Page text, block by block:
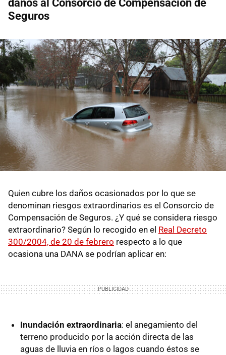
daños al Consorcio de Compensación de
Seguros
Quien cubre los daños ocasionados por lo que se
denominan riesgos extraordinarios es el Consorcio de
Compensación de Seguros. ¿Y qué se considera riesgo
extraordinario? Según lo recogido en el Real Decreto
300/2004, de 20 de febrero respecto a lo que
ocasiona una DANA se podrían aplicar en:
Inundación extraordinaria: el anegamiento del
terreno producido por la acción directa de las
aguas de lluvia en ríos o lagos cuando éstos se